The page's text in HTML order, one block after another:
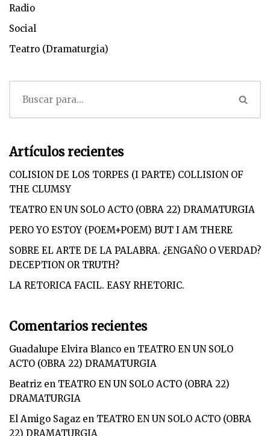
Radio
Social
Teatro (Dramaturgia)
Artículos recientes
COLISION DE LOS TORPES (I PARTE) COLLISION OF
THE CLUMSY
TEATRO EN UN SOLO ACTO (OBRA 22) DRAMATURGIA
PERO YO ESTOY (POEM+POEM) BUT I AM THERE
SOBRE EL ARTE DE LA PALABRA. ¿ENGAÑO O VERDAD?
DECEPTION OR TRUTH?
LA RETORICA FACIL. EASY RHETORIC.
Comentarios recientes
Guadalupe Elvira Blanco en TEATRO EN UN SOLO
ACTO (OBRA 22) DRAMATURGIA
Beatriz en TEATRO EN UN SOLO ACTO (OBRA 22)
DRAMATURGIA
El Amigo Sagaz en TEATRO EN UN SOLO ACTO (OBRA
22) DRAMATURGIA